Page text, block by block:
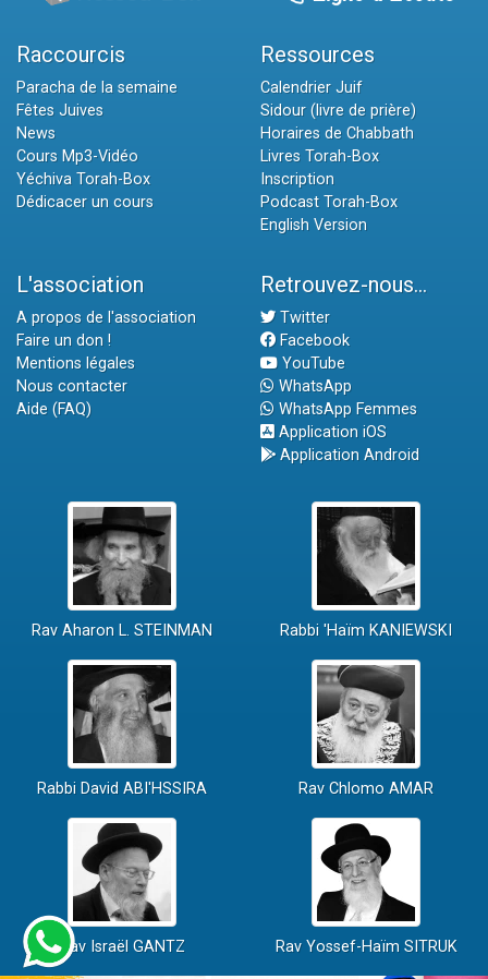
Raccourcis
Paracha de la semaine
Fêtes Juives
News
Cours Mp3-Vidéo
Yéchiva Torah-Box
Dédicacer un cours
Ressources
Calendrier Juif
Sidour (livre de prière)
Horaires de Chabbath
Livres Torah-Box
Inscription
Podcast Torah-Box
English Version
L'association
A propos de l'association
Faire un don !
Mentions légales
Nous contacter
Aide (FAQ)
Retrouvez-nous...
Twitter
Facebook
YouTube
WhatsApp
WhatsApp Femmes
Application iOS
Application Android
Rav Aharon L. STEINMAN Rabbi 'Haïm KANIEWSKI
Rabbi David ABI'HSSIRA Rav Chlomo AMAR
Rav Israël GANTZ Rav Yossef-Haïm SITRUK